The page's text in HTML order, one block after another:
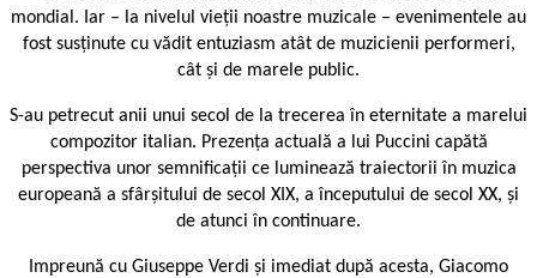
mondial. Iar – la nivelul vieții noastre muzicale – evenimentele au
fost susținute cu vădit entuziasm atât de muzicienii performeri,
cât și de marele public.
S-au petrecut anii unui secol de la trecerea în eternitate a marelui
compozitor italian. Prezența actuală a lui Puccini capătă
perspectiva unor semnificații ce luminează traiectorii în muzica
europeană a sfârșitului de secol XIX, a începutului de secol XX, și
de atunci în continuare.
Impreună cu Giuseppe Verdi și imediat după acesta, Giacomo